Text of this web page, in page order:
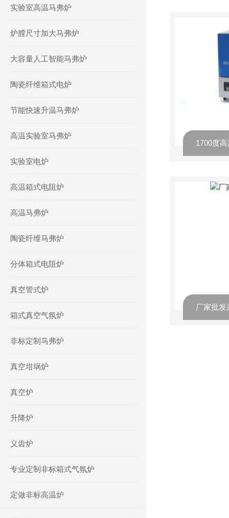
实验室高温马弗炉
炉膛尺寸加大马弗炉
大容量人工智能马弗炉
陶瓷纤维箱式电炉
节能快速升温马弗炉
高温实验室马弗炉
实验室电炉
高温箱式电阻炉
高温马弗炉
陶瓷纤维马弗炉
分体箱式电阻炉
真空管式炉
箱式真空气氛炉
非标定制马弗炉
真空坩埚炉
真空炉
升降炉
义齿炉
专业定制非标箱式气氛炉
定做非标高温炉
1700度
厂家批